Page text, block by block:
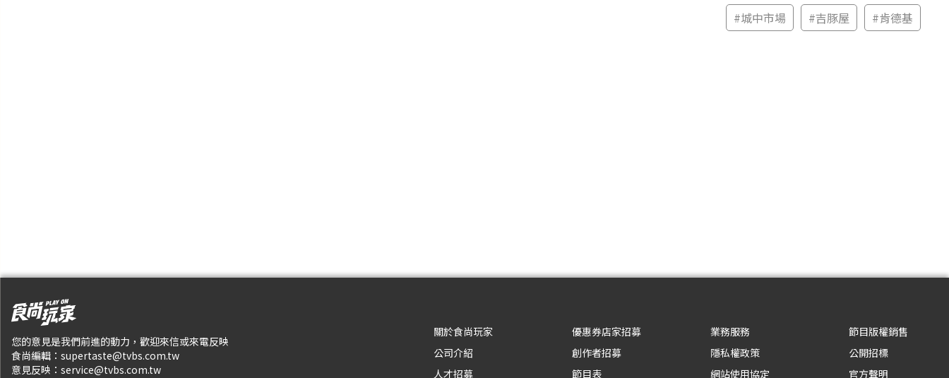
#城中市場 #吉豚屋 #肯德基
您的意見是我們前進的動力，歡迎來信或來電反映
食尚編輯： supertaste@tvbs.com.tw
意見反映： service@tvbs.com.tw
關於食尚玩家
公司介紹
人才招募
優惠券店家招募
創作者招募
節目表
業務服務
隱私權政策
網站使用協定
節目版權銷售
公開招標
官方聲明